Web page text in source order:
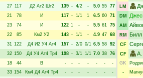
27 117 Д2 Ат2 Шт2 139 - 4/2 - 5.0 55 77
21 78 И 117 - 1/1 1 6.5 60 71
23 74 И 122 1 - - 5.5 61 75
22 85 Км2 У2 143 - 1/1 - 4.9 47 68
31 122 Д4 И2 У4 Ат4 157 - 2/0 0/1 6.5 58 92
32 150 Д4 У4 Ат4 Тр4 198 - 3/1 1/1 7.0 38 76
18 44 В - - - - - -
-
33 154 Км4 Д4 Ат4 Тр4 - - - - - -
-
LM
DM
AM
RM
CF
CF А.
GK
-